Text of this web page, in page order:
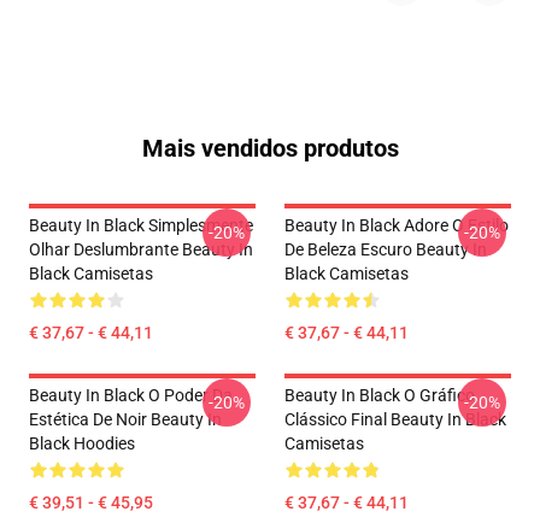
Mais vendidos produtos
Beauty In Black Simplesmente
Olhar Deslumbrante Beauty In
Black Camisetas
€ 37,67 - € 44,11
-20%
Beauty In Black Adore O Estilo
De Beleza Escuro Beauty In
Black Camisetas
€ 37,67 - € 44,11
-20%
Beauty In Black O Poder Da
Estética De Noir Beauty In
Black Hoodies
€ 39,51 - € 45,95
-20%
Beauty In Black O Gráfico
Clássico Final Beauty In Black
Camisetas
€ 37,67 - € 44,11
-20%